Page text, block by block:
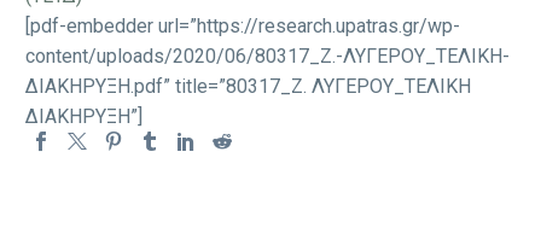
[pdf-embedder url=”https://research.upatras.gr/wp-
content/uploads/2020/06/80317_Ζ.-ΛΥΓΕΡΟΥ_ΤΕΛΙΚΗ-
ΔΙΑΚΗΡΥΞΗ.pdf” title=”80317_Ζ. ΛΥΓΕΡΟΥ_ΤΕΛΙΚΗ
ΔΙΑΚΗΡΥΞΗ”]